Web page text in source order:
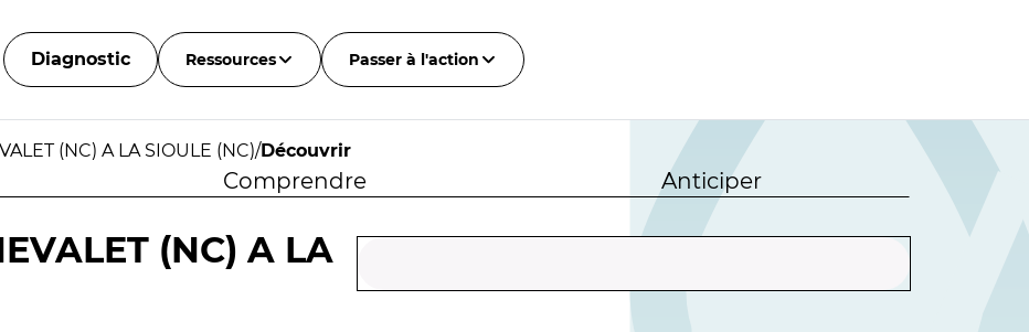
Diagnostic Ressources Passer à l'action
(NC) A LA SIOULE (NC)/Découvrir
Comprendre Anticiper
(NC) A LA